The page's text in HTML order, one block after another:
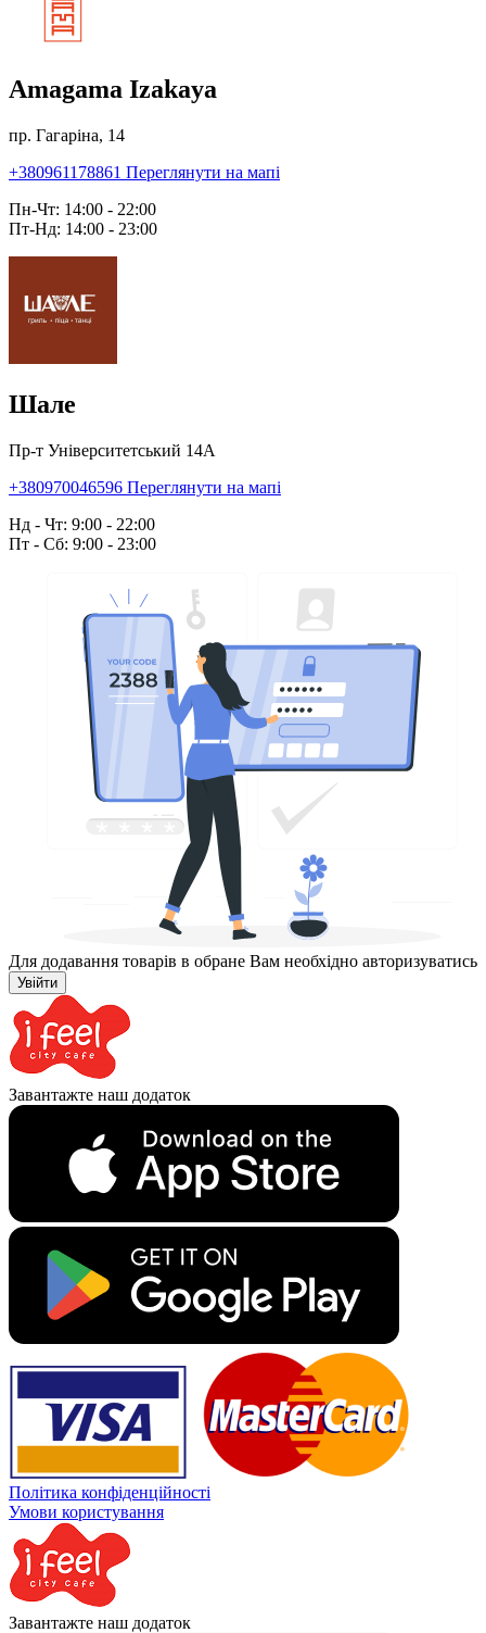
Amagama Izakaya
пр. Гагаріна, 14
+380961178861 Переглянути на мапі
Пн-Чт: 14:00 - 22:00
Пт-Нд: 14:00 - 23:00
Шале
Пр-т Університетський 14А
+380970046596 Переглянути на мапі
Нд - Чт: 9:00 - 22:00
Пт - Сб: 9:00 - 23:00
Для додавання товарів в обране Вам необхідно авторизуватись
Увійти
Завантажте наш додаток
Політика конфіденційності
Умови користування
Завантажте наш додаток